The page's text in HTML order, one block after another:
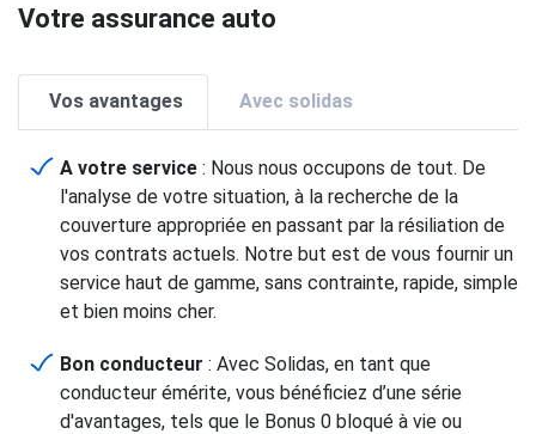
Votre assurance auto
Vos avantages Avec solidas
A votre service : Nous nous occupons de tout. De
l'analyse de votre situation, à la recherche de la
couverture appropriée en passant par la résiliation de
vos contrats actuels. Notre but est de vous fournir un
service haut de gamme, sans contrainte, rapide, simple
et bien moins cher.
Bon conducteur : Avec Solidas, en tant que
conducteur émérite, vous bénéficiez d’une série
d'avantages, tels que le Bonus 0 bloqué à vie ou